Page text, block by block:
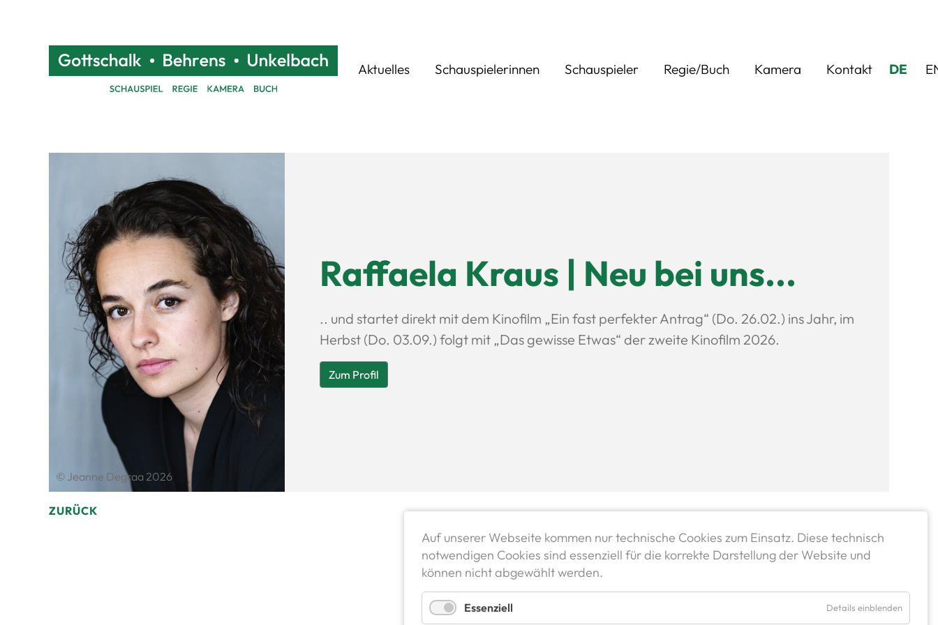
Aktuelles Schauspielerinnen Schauspieler Regie/Buch Kamera Kontakt DE
© Jeanne Degraa 2026
Raffaela Kraus | Neu bei uns...
.. und startet direkt mit dem Kinofilm „Ein fast perfekter Antrag“ (Do. 26.02.) ins Jahr, im
Herbst (Do. 03.09.) folgt mit „Das gewisse Etwas“ der zweite Kinofilm 2026.
Zum Profil
ZURÜCK
Auf unserer Webseite kommen nur technische Cookies zum Einsatz. Diese technisch
notwendigen Cookies sind essenziell für die korrekte Darstellung der Website und
können nicht abgewählt werden.
Essenziell Details einblenden